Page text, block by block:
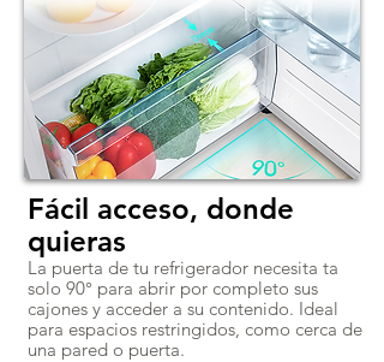
Fácil acceso, donde
quieras
La puerta de tu refrigerador necesita ta
solo 90° para abrir por completo sus
cajones y acceder a su contenido. Ideal
para espacios restringidos, como cerca de
una pared o puerta.